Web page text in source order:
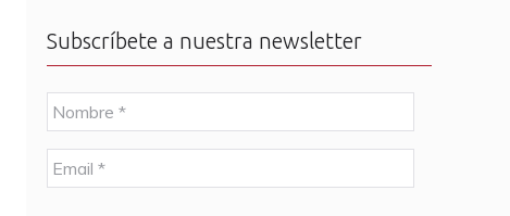
Subscríbete a nuestra newsletter
N
o
m
b
r
E
m